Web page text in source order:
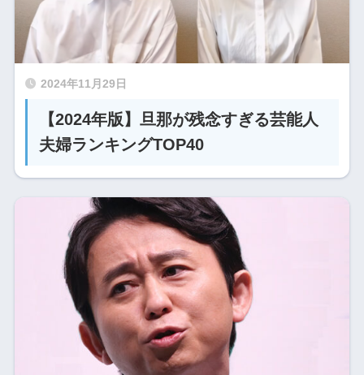
2024年11月29日
【2024年版】旦那が残念すぎる芸能人
夫婦ランキングTOP40